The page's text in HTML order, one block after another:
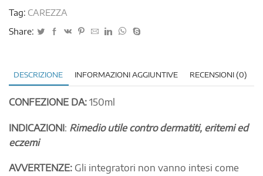
Tag: CAREZZA
Share:
DESCRIZIONE INFORMAZIONI AGGIUNTIVE RECENSIONI (0)
CONFEZIONE DA: 150ml
INDICAZIONI: Rimedio utile contro dermatiti, eritemi ed
eczemi
AVVERTENZE: Gli integratori non vanno intesi come